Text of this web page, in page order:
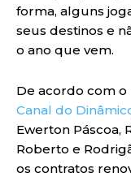
forma, alguns
seus destinos e
o ano que vem.
De acordo com
Canal do
Ewerton Páscoa,
Roberto e
os contratos